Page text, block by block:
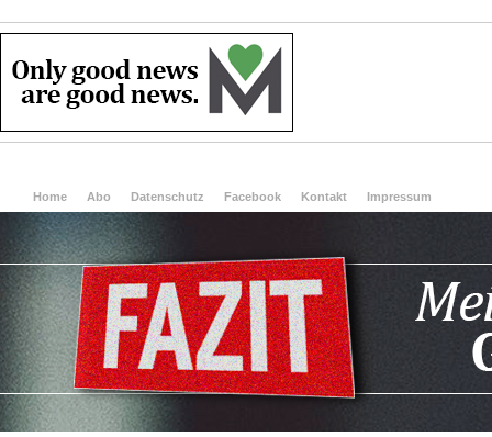
Home Abo Datenschutz Facebook Kontakt Impressum